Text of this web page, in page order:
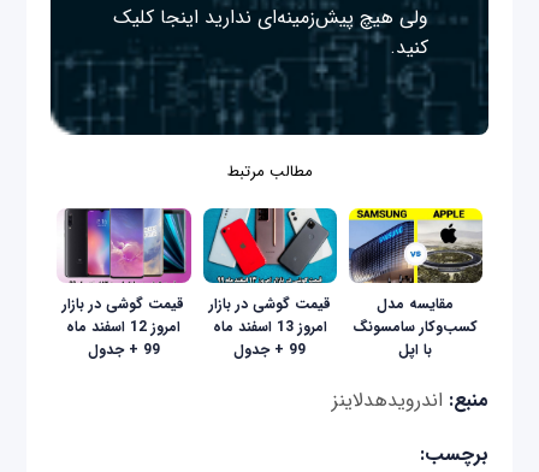
ولی هیچ پیش‌زمینه‌ای نداریداینجا کلیک
کنید.
مطالب مرتبط
مقایسه مدل
کسب‌و‌کار سامسونگ
با اپل
قیمت گوشی در بازار
امروز 13 اسفند ماه
99 + جدول
قیمت گوشی در بازار
امروز 12 اسفند ماه
99 + جدول
منبع: اندرویدهدلاینز
برچسب: